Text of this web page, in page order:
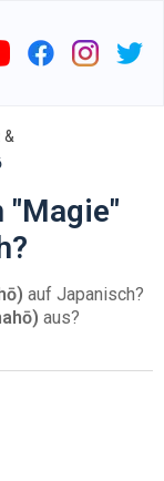
&
"Magie"
auf Japanisch?
aus?